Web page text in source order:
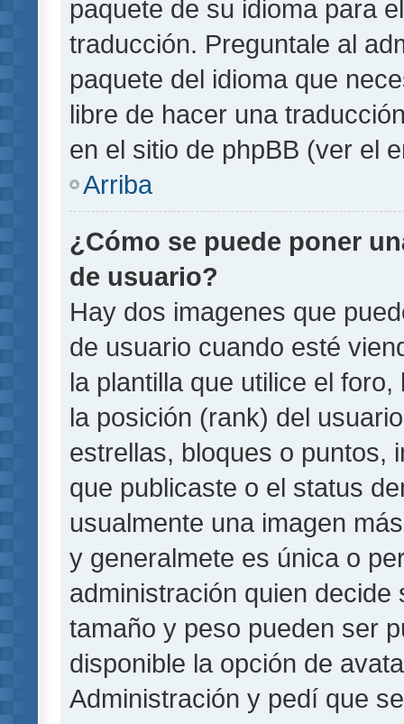
paquete de su idioma para
traducción. Preguntale al
paquete del idioma que
libre de hacer una
en el sitio de phpBB (ver el
Arriba
¿Cómo se puede poner
de usuario?
Hay dos imagenes que
de usuario cuando esté
la plantilla que utilice el
la posición (rank) del
estrellas, bloques o puntos,
que publicaste o el status
usualmente una imagen
y generalmete es única o
administración quien
tamaño y peso pueden ser
disponible la opción de
Administración y pedí que